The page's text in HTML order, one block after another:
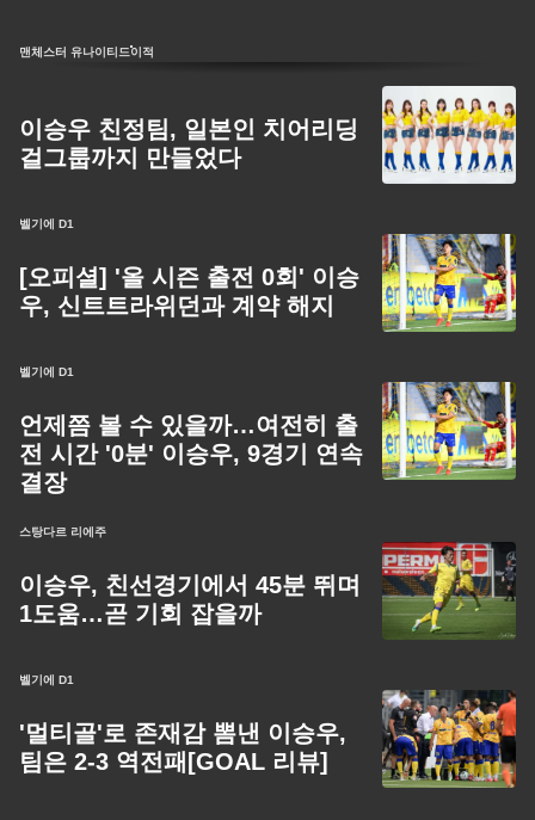
맨체스터 유나이티드이적
이승우 친정팀, 일본인 치어리딩
걸그룹까지 만들었다
벨기에 D1
[오피셜] '올 시즌 출전 0회' 이승
우, 신트트라위던과 계약 해지
벨기에 D1
언제쯤 볼 수 있을까…여전히 출
전 시간 '0분' 이승우, 9경기 연속
결장
스탕다르 리에주
이승우, 친선경기에서 45분 뛰며
1도움…곧 기회 잡을까
벨기에 D1
'멀티골'로 존재감 뽐낸 이승우,
팀은 2-3 역전패[GOAL 리뷰]